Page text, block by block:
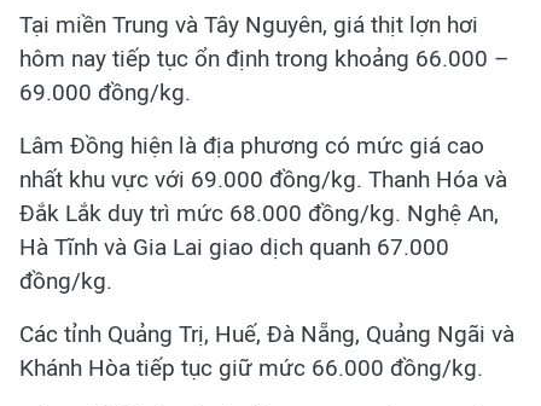
Tại miền Trung và Tây Nguyên, giá thịt lợn hơi
hôm nay tiếp tục ổn định trong khoảng 66.000 –
69.000 đồng/kg.
Lâm Đồng hiện là địa phương có mức giá cao
nhất khu vực với 69.000 đồng/kg. Thanh Hóa và
Đắk Lắk duy trì mức 68.000 đồng/kg. Nghệ An,
Hà Tĩnh và Gia Lai giao dịch quanh 67.000
đồng/kg.
Các tỉnh Quảng Trị, Huế, Đà Nẵng, Quảng Ngãi và
Khánh Hòa tiếp tục giữ mức 66.000 đồng/kg.